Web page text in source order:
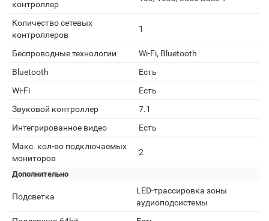
контроллер
Количество сетевых
контроллеров
1
Беспроводные технологии
Wi-Fi, Bluetooth
Bluetooth
Есть
Wi-Fi
Есть
Звуковой контроллер
7.1
Интегрированное видео
Есть
Макс. кол-во подключаемых
мониторов
2
Дополнительно
Подсветка
LED-трассировка зоны
аудиоподсистемы